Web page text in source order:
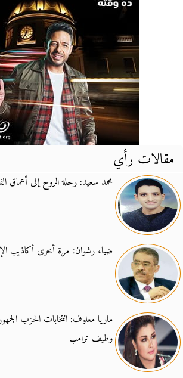
مقالات رأي
محمد سعيد: رحلة الروح إلى أعماق
ضياء رشوان: مرة أخرى أكاذيب
ماريا معلوف: انتخابات الحزب
وطيف ترامب